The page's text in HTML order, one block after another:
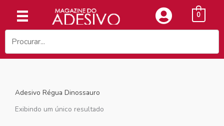
conteúdo
0
Adesivo Régua Dinossauro
Exibindo um único resultado